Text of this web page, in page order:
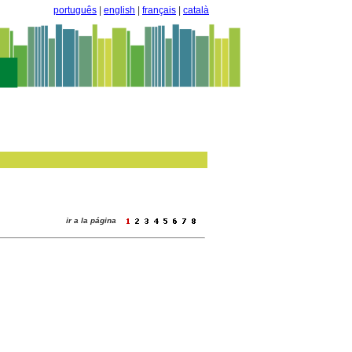
português english français català
ir a la página